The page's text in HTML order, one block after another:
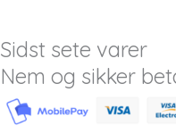
Sidst sete varer
Nem og sikker